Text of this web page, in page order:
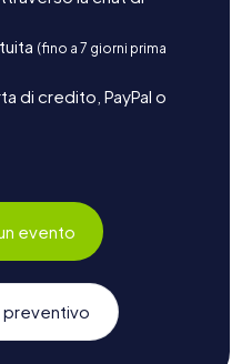
(fino a 7 giorni prima
di credito, PayPal o
evento
preventivo